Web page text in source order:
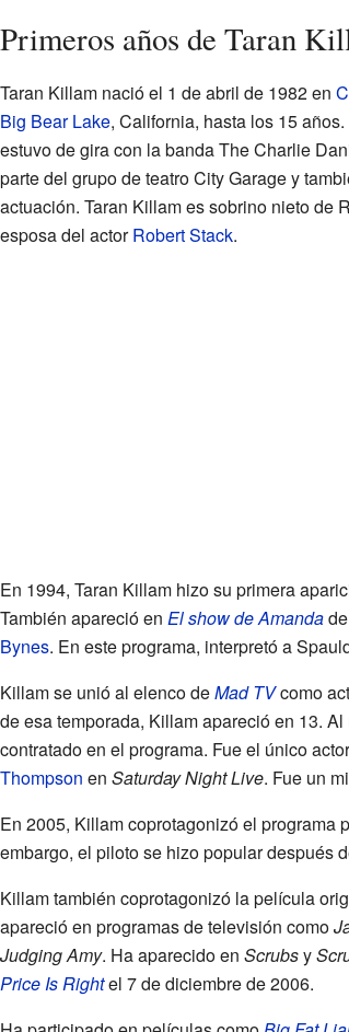
Primeros años de Taran
Taran Killam nació el 1 de abril de 1982 en
Big Bear Lake, California, hasta los 15
estuvo de gira con la banda The Charlie
parte del grupo de teatro City Garage y
actuación. Taran Killam es sobrino nieto de
esposa del actorRobert Stack.
En 1994, Taran Killam hizo su primera
También apareció en El show de Amandade
Bynes. En este programa, interpretó a
Killam se unió al elenco deMad TVcomo
de esa temporada, Killam apareció en 13. Al
contratado en el programa. Fue el único
Thompson en Saturday Night Live. Fue un
En 2005, Killam coprotagonizó el programa
embargo, el piloto se hizo popular después
Killam también coprotagonizó la película
apareció en programas de televisión como
Judging Amy. Ha aparecido en Scrubsy
Price Is Rightel 7 de diciembre de 2006.